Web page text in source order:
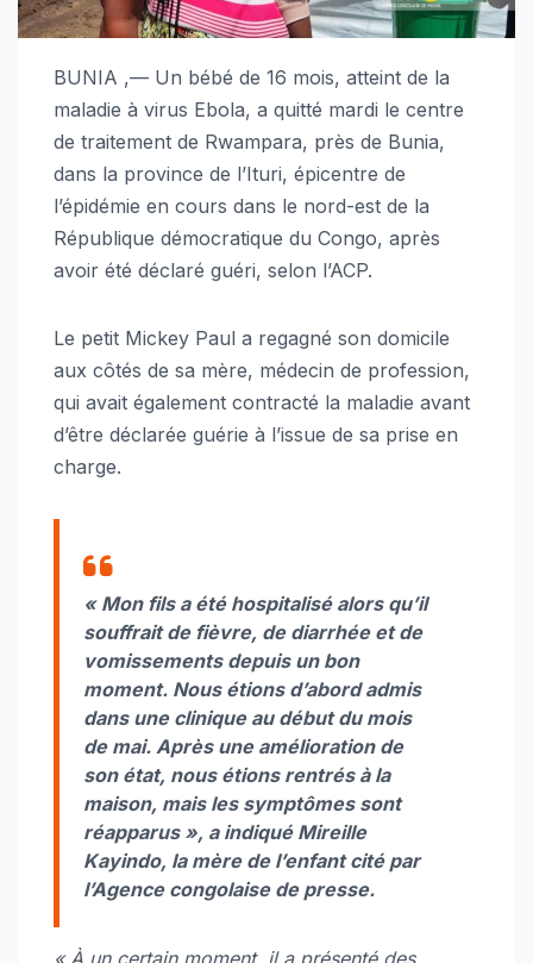
BUNIA ,— Un bébé de 16 mois, atteint de la
maladie à virus Ebola, a quitté mardi le centre
de traitement de Rwampara, près de Bunia,
dans la province de l’Ituri, épicentre de
l’épidémie en cours dans le nord-est de la
République démocratique du Congo, après
avoir été déclaré guéri, selon l’ACP.
Le petit Mickey Paul a regagné son domicile
aux côtés de sa mère, médecin de profession,
qui avait également contracté la maladie avant
d’être déclarée guérie à l’issue de sa prise en
charge.
« Mon fils a été hospitalisé alors qu’il
souffrait de fièvre, de diarrhée et de
vomissements depuis un bon
moment. Nous étions d’abord admis
dans une clinique au début du mois
de mai. Après une amélioration de
son état, nous étions rentrés à la
maison, mais les symptômes sont
réapparus », a indiqué Mireille
Kayindo, la mère de l’enfant cité par
l’Agence congolaise de presse.
« À un certain moment, il a présenté des